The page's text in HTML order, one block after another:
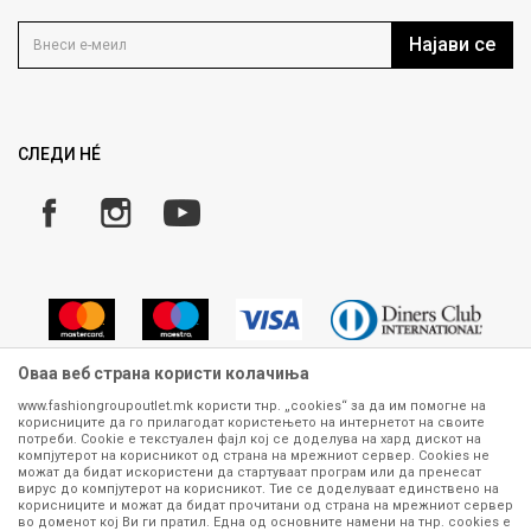
Кариера
Како да купите
Замена и рефундација на производи
Плаќање
Најави се
СЛЕДИ НÉ
Сите информации околу производите кои се изложени на нашата
онлајн продавница се стремиме да бидат конкретни, точни и прецизни,
меѓутоа не можеме да гарантираме дека се без ниту една грешка или
пак дека сите производи во моментот се достапни на залиха.
Фотографиите се најверодостојниот приказ на производот. Доколку
Оваа веб страна користи колачиња
www.fashiongroupoutlet.mk користи тнр. „cookies“ за да им помогне на
корисниците да го прилагодат користењето на интернетот на своите
потреби. Cookie е текстуален фајл кој се доделува на хард дискот на
компјутерот на корисникот од страна на мрежниот сервер. Cookies не
можат да бидат искористени да стартуваат програм или да пренесат
вирус до компјутерот на корисникот. Тие се доделуваат единствено на
корисниците и можат да бидат прочитани од страна на мрежниот сервер
во доменот кој Ви ги пратил. Една од основните намени на тнр. сookies е